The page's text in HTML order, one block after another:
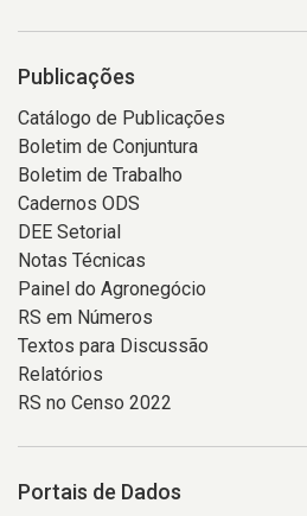
Publicações
Catálogo de Publicações
Boletim de Conjuntura
Boletim de Trabalho
Cadernos ODS
DEE Setorial
Notas Técnicas
Painel do Agronegócio
RS em Números
Textos para Discussão
Relatórios
RS no Censo 2022
Portais de Dados